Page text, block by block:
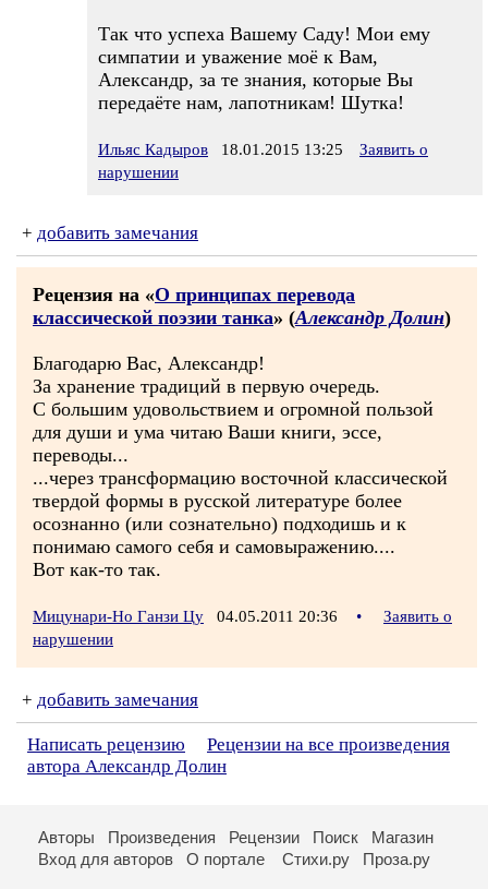
Так что успеха Вашему Саду! Мои ему
симпатии и уважение моё к Вам,
Александр, за те знания, которые Вы
передаёте нам, лапотникам! Шутка!
Ильяс Кадыров 18.01.2015 13:25
Заявить о
нарушении
+ добавить замечания
Рецензия на «О принципах перевода
классической поэзии танка» (Александр Долин)
Благодарю Вас, Александр!
За хранение традиций в первую очередь.
С большим удовольствием и огромной пользой
для души и ума читаю Ваши книги, эссе,
переводы...
...через трансформацию восточной классической
твердой формы в русской литературе более
осознанно (или сознательно) подходишь и к
понимаю самого себя и самовыражению....
Вот как-то так.
Мицунари-Но Ганзи Цу 04.05.2011 20:36 •
Заявить о
нарушении
+ добавить замечания
Написать рецензию
Рецензии на все произведения
автора Александр Долин
Авторы Произведения Рецензии Поиск
Магазин
Вход для авторов
О портале Стихи.ру Проза.ру